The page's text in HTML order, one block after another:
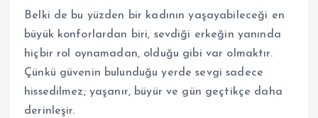
Belki de bu yüzden bir kadının yaşayabileceği en
büyük konforlardan biri, sevdiği erkeğin yanında
hiçbir rol oynamadan, olduğu gibi var olmaktır.
Çünkü güvenin bulunduğu yerde sevgi sadece
hissedilmez; yaşanır, büyür ve gün geçtikçe daha
derinleşir.